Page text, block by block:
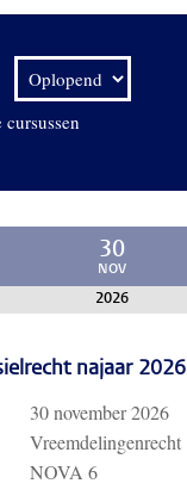
cursussen
30
NOV
2026
najaar 2026
30 november 2026
Vreemdelingenrecht
NOVA 6